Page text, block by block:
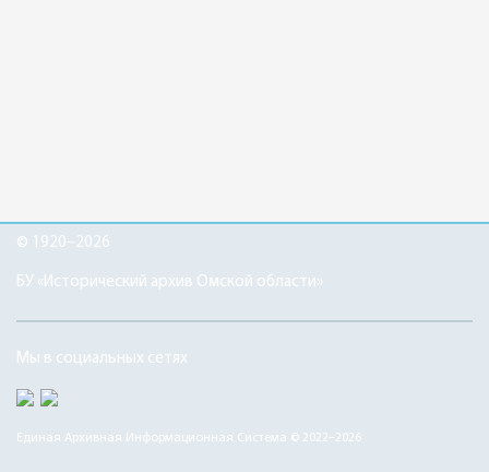
© 1920–2026
БУ «Исторический архив Омской области»
Мы в социальных сетях
Единая Архивная Информационная Система © 2022–2026